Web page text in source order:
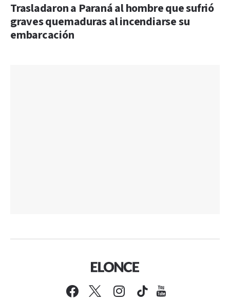
Trasladaron a Paraná al hombre que sufrió
graves quemaduras al incendiarse su
embarcación